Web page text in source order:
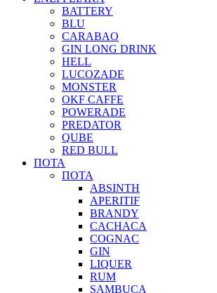
BATTERY
BLU
CARABAO
GIN LONG DRINK
HELL
LUCOZADE
MONSTER
OKF CAFFE
POWERADE
PREDATOR
QUBE
RED BULL
ΠΟΤΑ
ΠΟΤΑ
ABSINTH
APERITIF
BRANDY
CACHACA
COGNAC
GIN
LIQUER
RUM
SAMBUCA